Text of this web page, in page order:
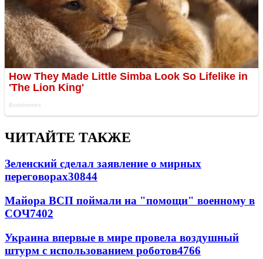
ЧИТАЙТЕ ТАКЖЕ
Зеленский сделал заявление о мирных
переговорах30844
Майора ВСП поймали на "помощи" военному в
СОЧ7402
Украина впервые в мире провела воздушный
штурм с использованием роботов4766